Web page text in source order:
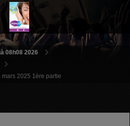
08h08 2026
mars 2025 1ère partie